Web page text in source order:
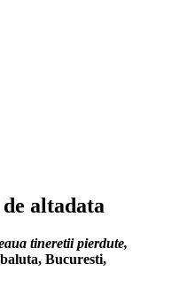
altadata
tineretii pierdute,
Bucuresti,